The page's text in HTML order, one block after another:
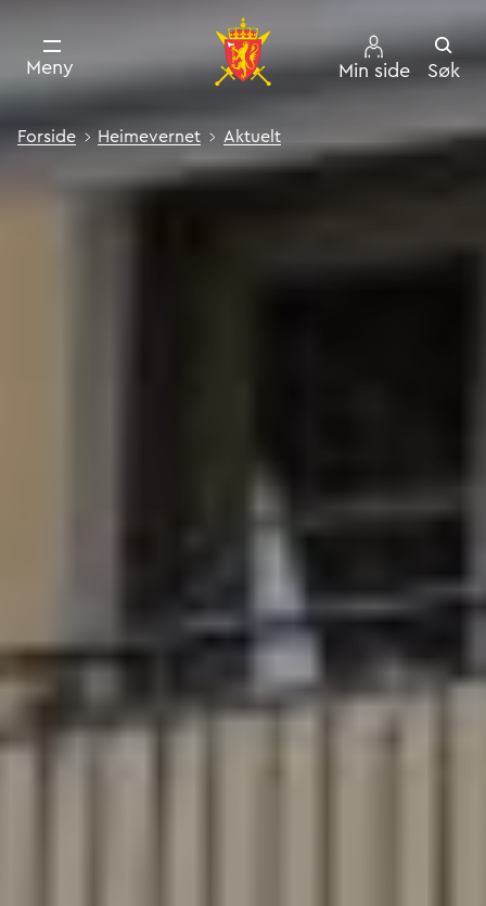
Meny Min side Søk
Forside Heimevernet Aktuelt